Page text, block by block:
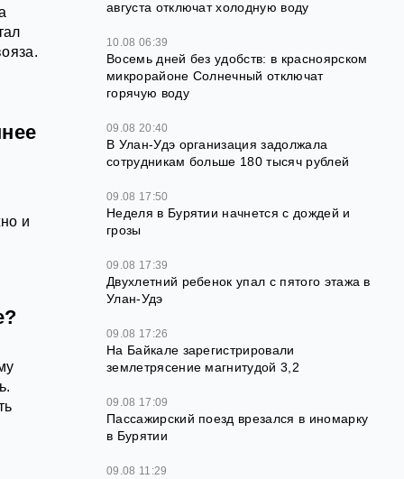
и
августа отключат холодную воду
10.08 06:39
Восемь дней без удобств: в красноярском
микрорайоне Солнечный отключат
горячую воду
09.08 20:40
В Улан-Удэ организация задолжала
сотрудникам больше 180 тысяч рублей
09.08 17:50
Неделя в Бурятии начнется с дождей и
грозы
09.08 17:39
Двухлетний ребенок упал с пятого этажа в
Улан-Удэ
09.08 17:26
На Байкале зарегистрировали
землетрясение магнитудой 3,2
09.08 17:09
Пассажирский поезд врезался в иномарку
в Бурятии
09.08 11:29